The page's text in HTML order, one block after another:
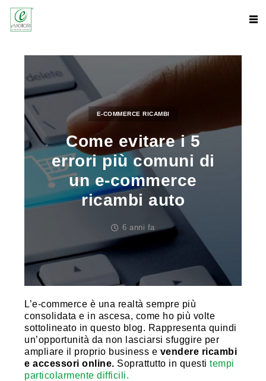
E-COMMERCE RICAMBI
Come evitare i 5
errori più comuni di
un e-commerce
ricambi auto
6 anni fa
L’e-commerce è una realtà sempre più
consolidata e in ascesa, come ho più volte
sottolineato in questo blog. Rappresenta quindi
un’opportunità da non lasciarsi sfuggire per
ampliare il proprio business e vendere ricambi
e accessori online. Soprattutto in questi tempi
particolarmente difficili.